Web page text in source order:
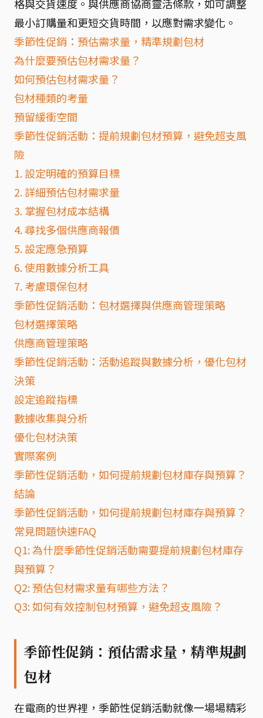
格與交貨速度。與供應商協商靈活條款，如可調整
最小訂購量和更短交貨時間，以應對需求變化。
季節性促銷：預估需求量，精準規劃包材
為什麼要預估包材需求量？
如何預估包材需求量？
包材種類的考量
預留緩衝空間
季節性促銷活動：提前規劃包材預算，避免超支風
險
1. 設定明確的預算目標
2. 詳細預估包材需求量
3. 掌握包材成本結構
4. 尋找多個供應商報價
5. 設定應急預算
6. 使用數據分析工具
7. 考慮環保包材
季節性促銷活動：包材選擇與供應商管理策略
包材選擇策略
供應商管理策略
季節性促銷活動：活動追蹤與數據分析，優化包材
決策
設定追蹤指標
數據收集與分析
優化包材決策
實際案例
季節性促銷活動，如何提前規劃包材庫存與預算？
結論
季節性促銷活動，如何提前規劃包材庫存與預算？
常見問題快速FAQ
Q1: 為什麼季節性促銷活動需要提前規劃包材庫存
與預算？
Q2: 預估包材需求量有哪些方法？
Q3: 如何有效控制包材預算，避免超支風險？
季節性促銷：預估需求量，精準規劃
包材
在電商的世界裡，季節性促銷活動就像一場場精彩